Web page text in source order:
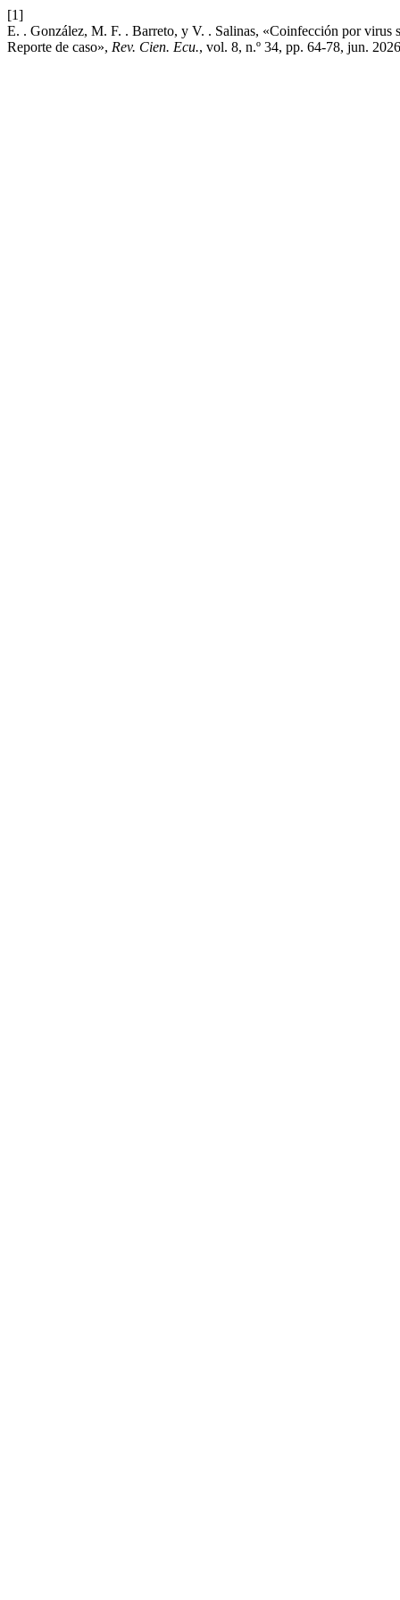
[1]
E. . González, M. F. . Barreto, y V. . Salinas, «Coinfección por virus
Reporte de caso», Rev. Cien. Ecu., vol. 8, n.º 34, pp. 64-78, jun.